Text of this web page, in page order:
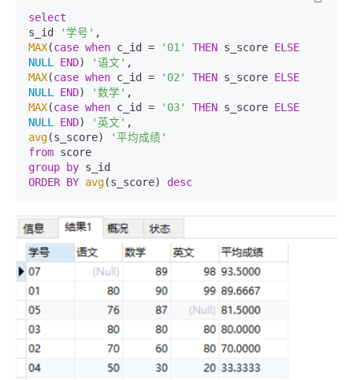
select
s_id
'学号'
MAX(case when c_id = '01' THEN s_score ELSE
NULL
END) '语文'
MAX(case when c_id = '02' THEN s_score ELSE
NULL
END) '数学'
MAX(case when c_id = '03' THEN s_score ELSE
NULL
END) '英文'
avg(s_score)
'平均成绩'
from
group
by
ORDER BY avg(s_score) desc